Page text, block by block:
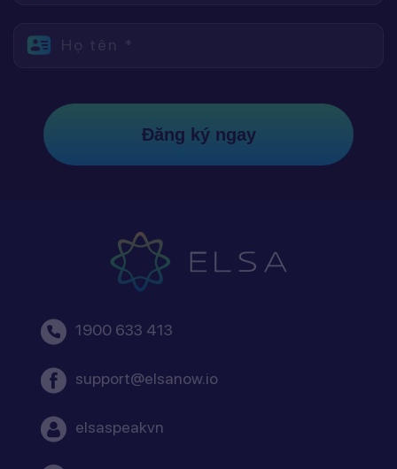
Họ tên *
Đăng ký ngay
1900 633 413
support@elsanow.io
elsaspeakvn